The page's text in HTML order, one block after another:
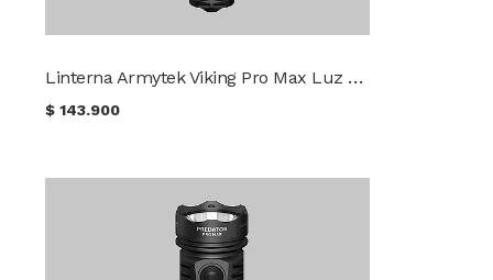
Linterna Armytek Viking Pro Max Luz Fría
$143.900